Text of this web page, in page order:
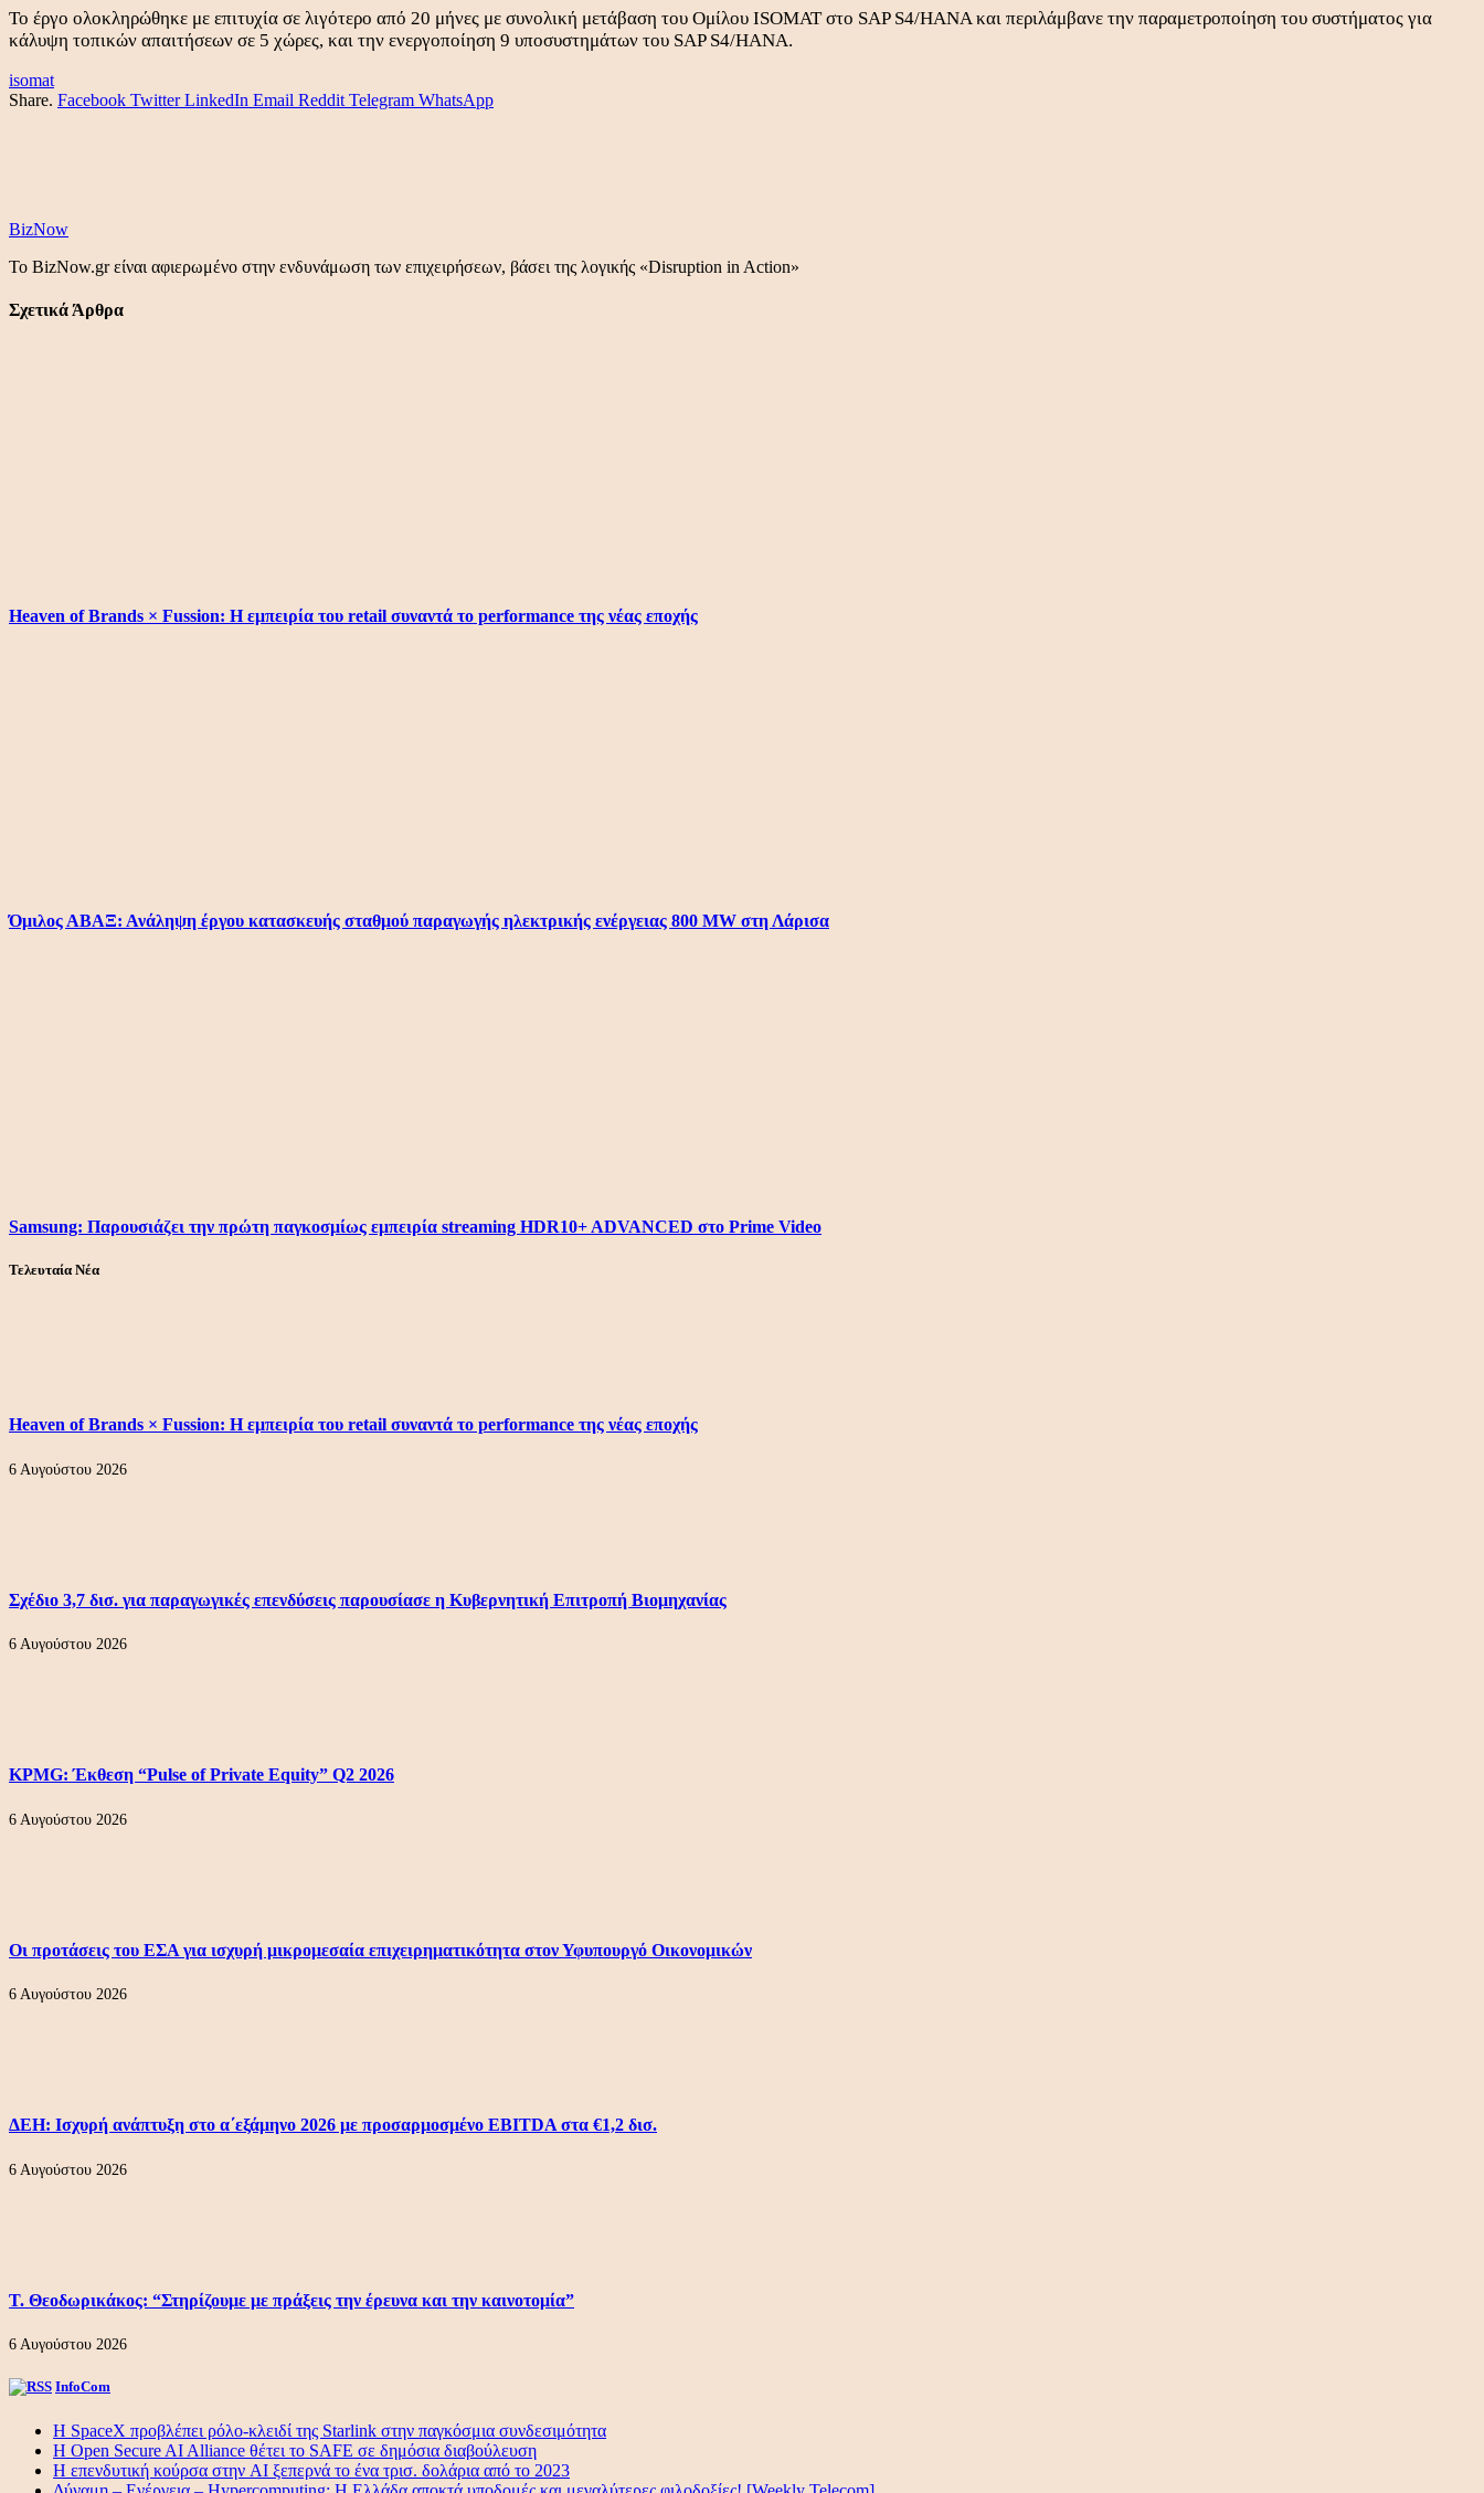
Το έργο ολοκληρώθηκε με επιτυχία σε λιγότερο από 20 μήνες με συνολική μετάβαση του Ομίλου ISOMAT στο SAP S4/HANA και περιλάμβανε την παραμετροποίηση του συστήματος για
κάλυψη τοπικών απαιτήσεων σε 5 χώρες, και την ενεργοποίηση 9 υποσυστημάτων του SAP S4/HANA.
isomat
Share. Facebook Twitter LinkedIn Email Reddit Telegram WhatsApp
BizNow
Το BizNow.gr είναι αφιερωμένο στην ενδυνάμωση των επιχειρήσεων, βάσει της λογικής «Disruption in Action»
Σχετικά Άρθρα
Heaven of Brands × Fussion: Η εμπειρία του retail συναντά το performance της νέας εποχής
Όμιλος ΑΒΑΞ: Ανάληψη έργου κατασκευής σταθμού παραγωγής ηλεκτρικής ενέργειας 800 ΜW στη Λάρισα
Samsung: Παρουσιάζει την πρώτη παγκοσμίως εμπειρία streaming HDR10+ ADVANCED στο Prime Video
Τελευταία Νέα
Heaven of Brands × Fussion: Η εμπειρία του retail συναντά το performance της νέας εποχής
6 Αυγούστου 2026
Σχέδιο 3,7 δισ. για παραγωγικές επενδύσεις παρουσίασε η Κυβερνητική Επιτροπή Βιομηχανίας
6 Αυγούστου 2026
KPMG: Έκθεση “Pulse of Private Equity” Q2 2026
6 Αυγούστου 2026
Οι προτάσεις του ΕΣΑ για ισχυρή μικρομεσαία επιχειρηματικότητα στον Υφυπουργό Οικονομικών
6 Αυγούστου 2026
ΔΕΗ: Ισχυρή ανάπτυξη στο α΄εξάμηνο 2026 με προσαρμοσμένο EBITDA στα €1,2 δισ.
6 Αυγούστου 2026
Τ. Θεοδωρικάκος: “Στηρίζουμε με πράξεις την έρευνα και την καινοτομία”
6 Αυγούστου 2026
InfoCom
Η SpaceX προβλέπει ρόλο-κλειδί της Starlink στην παγκόσμια συνδεσιμότητα
Η Open Secure AI Alliance θέτει το SAFE σε δημόσια διαβούλευση
Η επενδυτική κούρσα στην AI ξεπερνά το ένα τρισ. δολάρια από το 2023